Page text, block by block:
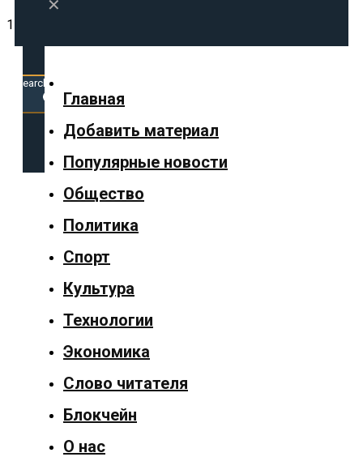
Search Button
✕
Главная
материал
Популярные
новости
Общество
✕
Главная
Добавить материал
Популярные новости
Общество
Политика
Спорт
Культура
Технологии
Экономика
Слово читателя
Блокчейн
О нас
15.07.2025